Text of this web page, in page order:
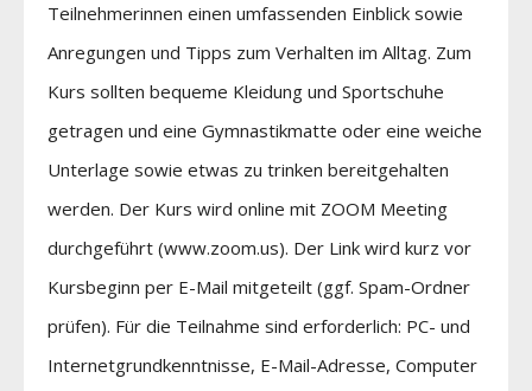
Teilnehmerinnen einen umfassenden Einblick sowie
Anregungen und Tipps zum Verhalten im Alltag. Zum
Kurs sollten bequeme Kleidung und Sportschuhe
getragen und eine Gymnastikmatte oder eine weiche
Unterlage sowie etwas zu trinken bereitgehalten
werden. Der Kurs wird online mit ZOOM Meeting
durchgeführt (www.zoom.us). Der Link wird kurz vor
Kursbeginn per E-Mail mitgeteilt (ggf. Spam-Ordner
prüfen). Für die Teilnahme sind erforderlich: PC- und
Internetgrundkenntnisse, E-Mail-Adresse, Computer